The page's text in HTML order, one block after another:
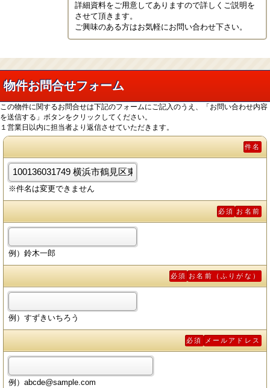
詳細資料をご用意してありますので詳しくご説明を
させて頂きます。
ご興味のある方はお気軽にお問い合わせ下さい。
物件お問合せフォーム
この物件に関するお問合せは下記のフォームにご記入のうえ、「お問い合わせ内容
を送信する」ボタンをクリックしてください。
１営業日以内に担当者より返信させていただきます。
件名
※件名は変更できません
お名前
必須
例）鈴木一郎
お名前（ふりがな）
必須
例）すずきいちろう
メールアドレス
必須
例）abcde@sample.com